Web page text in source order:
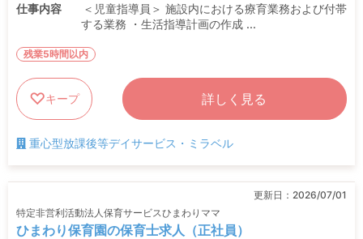
仕事内容
＜児童指導員＞ 施設内における療育業務および付帯
する業務 ・生活指導計画の作成 ...
残業5時間以内
キープ 詳しく見る
重心型放課後等デイサービス・ミラベル
更新日： 2026/07/01
特定非営利活動法人保育サービスひまわりママ
ひまわり保育園の保育士求人（正社員）